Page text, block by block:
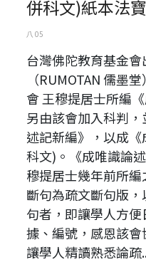
併科文)紙本法
八 05
台灣佛陀教育基金
（RUMOTAN 儒墨
會 王穆提居士所編
另由該會加入科判
述記新編》，以成
科文)。《成唯識論
穆提居士幾年前所
斷句為疏文斷句版
句者，即讓學人方
據、編號，感恩該
讓學人精讀熟悉論疏